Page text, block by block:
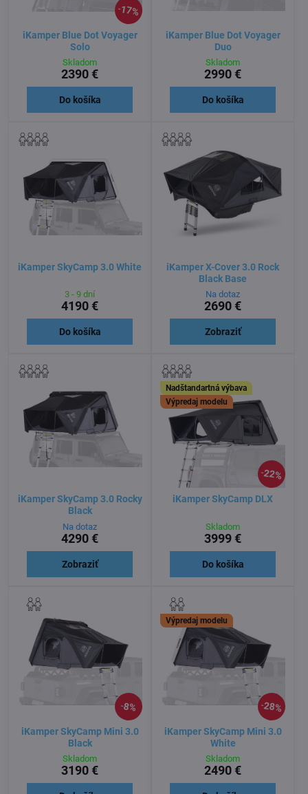
17%
iKamper Blue Dot Voyager
Solo
Skladom
2390 €
Do košíka
iKamper Blue Dot Voyager
Duo
Skladom
2990 €
Do košíka
iKamper SkyCamp 3.0 White
3 - 9 dní
4190 €
Do košíka
iKamper X-Cover 3.0 Rock
Black Base
Na dotaz
2690 €
Zobraziť
iKamper SkyCamp 3.0 Rocky
Black
Na dotaz
4290 €
Zobraziť
22%
Nadštandartná výbava
Výpredaj modelu
iKamper SkyCamp DLX
Skladom
3999 €
Do košíka
8%
iKamper SkyCamp Mini 3.0
Black
Skladom
3190 €
28%
Výpredaj modelu
iKamper SkyCamp Mini 3.0
White
Skladom
2490 €